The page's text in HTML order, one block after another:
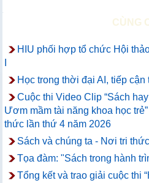
CÙNG
HIU phối hợp tổ chức Hội
Học trong thời đại AI, tiếp
Cuộc thi Video Clip “Sách
Ươm mầm tài năng khoa học
thức lần thứ 4 năm 2026
Sách và chúng ta - Nơi tri
Tọa đàm: "Sách trong hành
Tổng kết và trao giải cuộc thi